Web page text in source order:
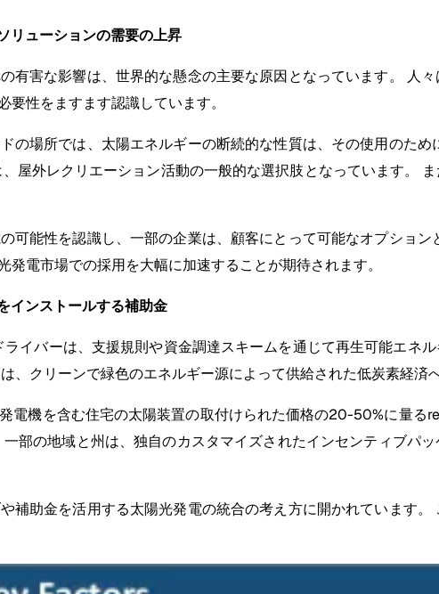
リューションの需要の上昇
有害な影響は、世界的な懸念の主要な原因となっています。 人
性をますます認識しています。
の場所では、太陽エネルギーの断続的な性質は、その使用のた
屋外レクリエーション活動の一般的な選択肢となっています。
可能性を認識し、一部の企業は、顧客にとって可能なオプショ
電市場での採用を大幅に加速することが期待されます。
インストールする補助金
イバーは、支援規則や資金調達スキームを通じて再生可能エネ
クリーンで緑色のエネルギー源によって供給された低炭素経済
電機を含む住宅の太陽装置の取付けられた価格の20-50%に量る
部の地域と州は、独自のカスタマイズされたインセンティブパ
補助金を活用する太陽光発電の統合の考え方に開かれています